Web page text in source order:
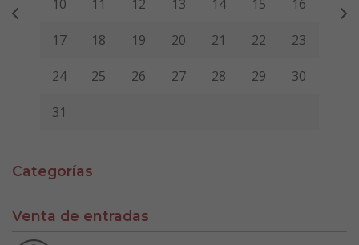
10 11 12 13 14 15 16
17 18 19 20 21 22 23
24 25 26 27 28 29 30
31
Categorías
Venta de entradas